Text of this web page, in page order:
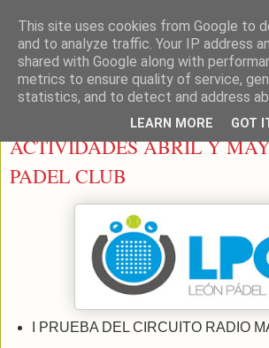
LEON PADEL
sábado, 28 de abril de 2012
ACTIVIDADES ABRIL Y
PADEL CLUB
I PRUEBA DEL CIRCUITO RADIO
This site uses cookies from Google to
and to analyze traffic. Your IP address
shared with Google along with
metrics to ensure quality of service,
statistics, and to detect and address
LEARN MORE GOT